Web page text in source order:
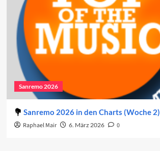
Sanremo 2026
Sanremo 2026 in den Charts (Woche 2)
Raphael Mair 6. März 2026 0